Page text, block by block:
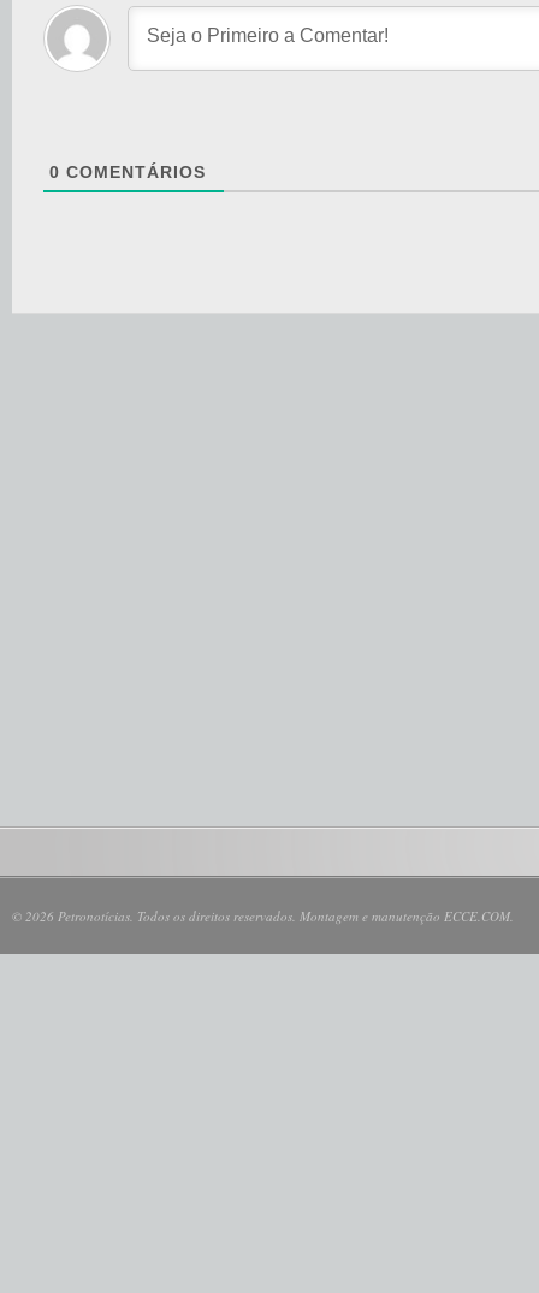
0 COMENTÁRIOS
© 2026 Petronotícias. Todos os direitos reservados. Montagem e manutenção ECCE.COM.